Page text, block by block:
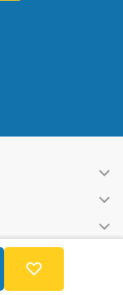
nasz profil w
nasz profil w